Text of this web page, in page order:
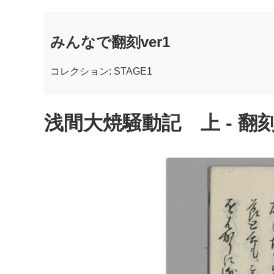
みんなで翻刻ver1
コレクション: STAGE1
浅間大焼騒動記 上 - 翻